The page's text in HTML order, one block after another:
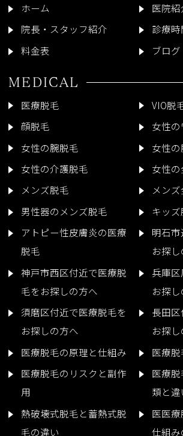
ホーム
医院紹
院長・スタッフ紹介
診療時
料金表
ブログ
MEDICAL
医療脱毛
VIO脱
顔脱毛
女性
女性の腕脱毛
女性
女性の介護脱毛
女性
メンズ脱毛
メン
男性器のメンズ脱毛
キッズ
アトピー性皮膚炎の医療
脱毛
明石
お探
神戸市西区付近で医療脱
毛をお探しの方へ
兵庫
お探
須磨区付近で医療脱毛を
お探しの方へ
長田
お探
医療脱毛の原理と仕組み
医療
医療脱毛のリスクと副作
用
医療
類と違
熱破壊式脱毛と蓄熱式脱
毛の違い
医医
仕組み